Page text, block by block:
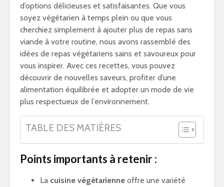
d’options délicieuses et satisfaisantes. Que vous
soyez végétarien à temps plein ou que vous
cherchiez simplement à ajouter plus de repas sans
viande à votre routine, nous avons rassemblé des
idées de repas végétariens sains et savoureux pour
vous inspirer. Avec ces recettes, vous pouvez
découvrir de nouvelles saveurs, profiter d’une
alimentation équilibrée et adopter un mode de vie
plus respectueux de l’environnement.
TABLE DES MATIÈRES
Points importants à retenir :
La cuisine végétarienne offre une variété